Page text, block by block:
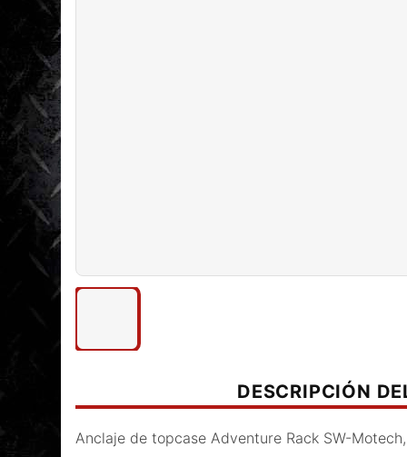
DESCRIPCIÓN
Anclaje de topcase Adventure Rack SW-